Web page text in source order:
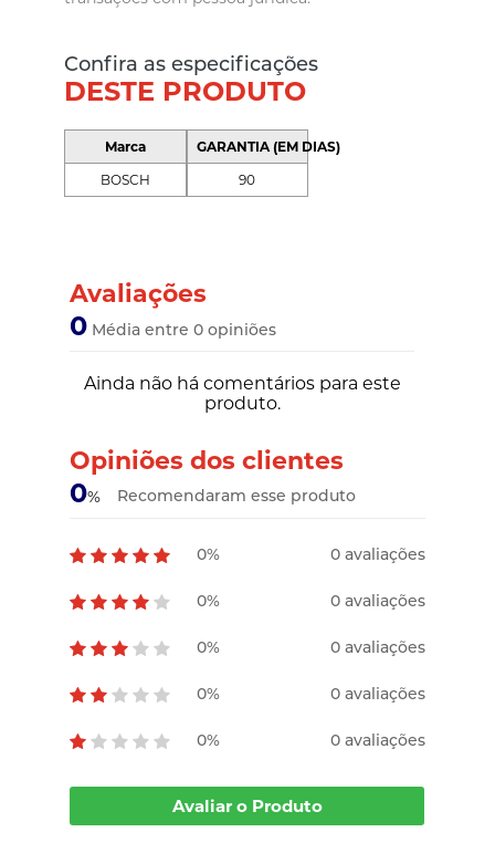
Confira as especificações
DESTE PRODUTO
Marca
BOSCH
GARANTIA (EM DIAS)
90
Avaliações
0 Média entre 0 opiniões
Ainda não há comentários para este
produto.
Opiniões dos clientes
0% Recomendaram esse produto
0% 0 avaliações
0% 0 avaliações
0% 0 avaliações
0% 0 avaliações
0% 0 avaliações
Avaliar o Produto